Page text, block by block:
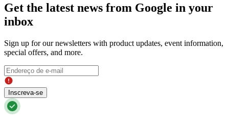
Get the latest news from Google in your
inbox
Sign up for our newsletters with product updates, event information,
special offers, and more.
Inscreva-se